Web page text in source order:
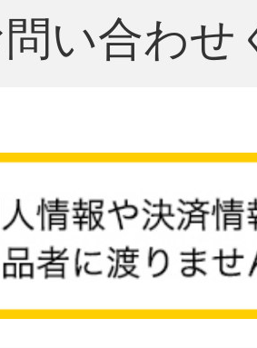
い合わせ